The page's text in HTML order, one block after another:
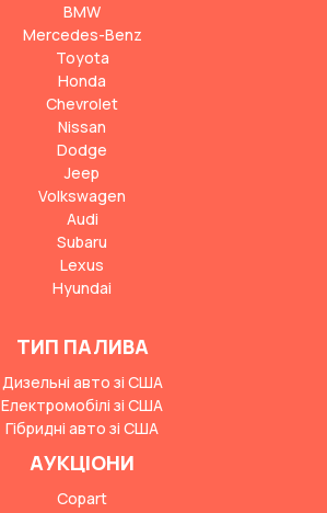
BMW
Mercedes-Benz
Toyota
Honda
Chevrolet
Nissan
Dodge
Jeep
Volkswagen
Audi
Subaru
Lexus
Hyundai
ТИП ПАЛИВА
Дизельні авто зі США
Електромобілі зі США
Гібридні авто зі США
АУКЦІОНИ
Copart